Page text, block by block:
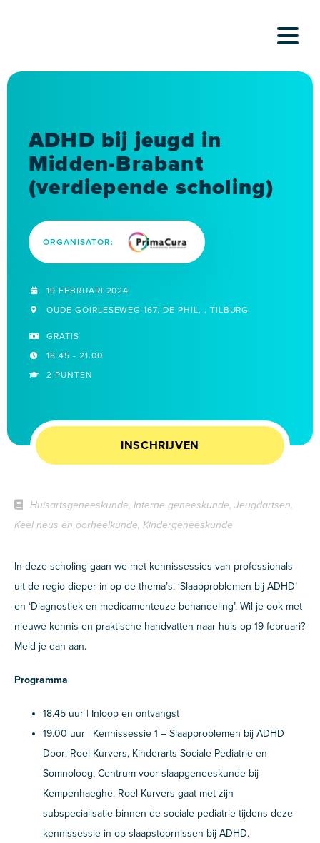
ADHD bij jeugd in
Midden-Brabant
(verdiepende scholing)
ORGANISATOR:
19 FEBRUARI 2024
OUDE GOIRLESEWEG 167, DE PHIL, , TILBURG
GRATIS
18.45 - 21.00
2 PUNTEN
INSCHRIJVEN
Huisartsgeneeskunde, Interne geneeskunde, Jeugdartsen,
Keel neus en oorheelkunde, Kindergeneeskunde
In deze scholing gaan we met kennissessies van professionals
uit de regio dieper in op de thema’s: ‘Slaapproblemen bij ADHD’
en ‘Diagnostiek en medicamenteuze behandeling’. Wil je ook met
nieuwe kennis en praktische handvatten naar huis op 19 februari?
Meld je dan aan.
Programma
18.45 uur | Inloop en ontvangst
19.00 uur | Kennissessie 1 – Slaapproblemen bij ADHD
Door: Roel Kurvers, Kinderarts Sociale Pediatrie en
Somnoloog, Centrum voor slaapgeneeskunde bij
Kempenhaeghe. Roel Kurvers gaat met zijn
subspecialisatie binnen de sociale pediatrie tijdens deze
kennissessie in op slaapstoornissen bij ADHD.